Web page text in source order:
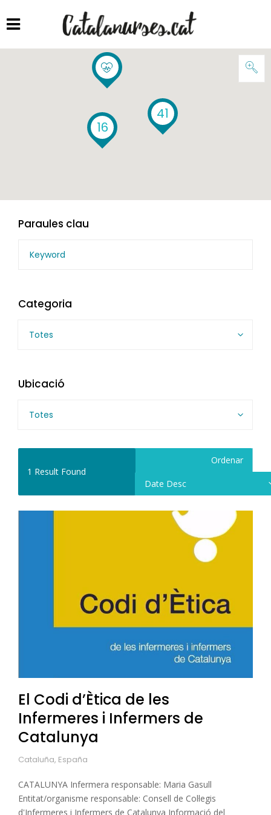
41
16
Paraules clau
Categoria
Totes
Ubicació
Totes
1 Result Found
Ordenar
Date Desc
El Codi d’Ètica de les
Infermeres i Infermers de
Catalunya
Cataluña, España
CATALUNYA Infermera responsable: Maria Gasull
Entitat/organisme responsable: Consell de Col·legis
d'Infermeres i Infermers de Catalunya Informació del